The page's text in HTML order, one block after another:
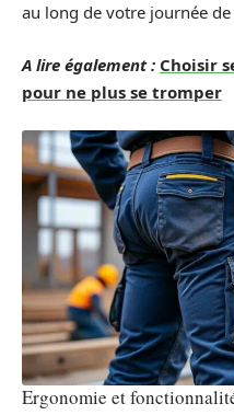
au long de votre journée
A lire également : Choisir
pour ne plus se tromper
Ergonomie et